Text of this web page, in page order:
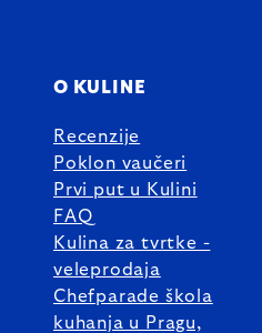
O KULINE
Recenzije
Poklon vaučeri
Prvi put u Kulini
FAQ
Kulina za tvrtke -
veleprodaja
Chefparade škola
kuhanja u Pragu,